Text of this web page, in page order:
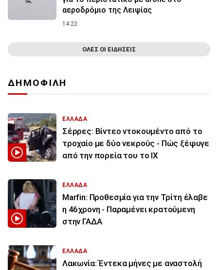
αεροδρόμιο της Λειψίας
14:22
ΟΛΕΣ ΟΙ ΕΙΔΗΣΕΙΣ
ΔΗΜΟΦΙΛΗ
ΕΛΛΑΔΑ
Σέρρες: Βίντεο ντοκουμέντο από το
τροχαίο με δύο νεκρούς - Πώς ξέφυγε
από την πορεία του το ΙΧ
ΕΛΛΑΔΑ
Marfin: Προθεσμία για την Τρίτη έλαβε
η 46χρονη - Παραμένει κρατούμενη
στην ΓΑΔΑ
ΕΛΛΑΔΑ
Λακωνία: Έντεκα μήνες με αναστολή